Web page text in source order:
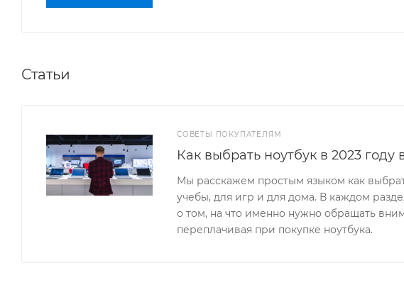
Статьи
СОВЕТЫ ПОКУПАТЕЛЯМ
Как выбрать ноутбук в 2023 году
Мы расскажем простым языком как
учебы, для игр и для дома. В каждом
о том, на что именно нужно обращать
переплачивая при покупке ноутбука.